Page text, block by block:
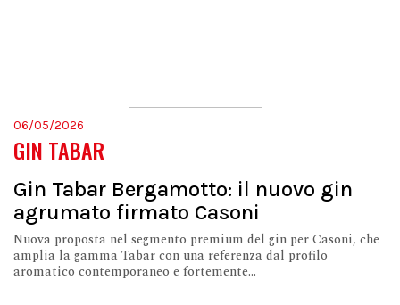
06/05/2026
GIN TABAR
Gin Tabar Bergamotto: il nuovo gin
agrumato firmato Casoni
Nuova proposta nel segmento premium del gin per Casoni, che
amplia la gamma Tabar con una referenza dal profilo
aromatico contemporaneo e fortemente...